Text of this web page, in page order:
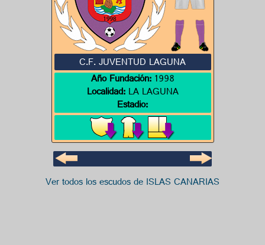
C.F. JUVENTUD LAGUNA
Año Fundación:1998
Localidad:LA LAGUNA
Estadio:
Ver todos los escudos de ISLAS CANARIAS